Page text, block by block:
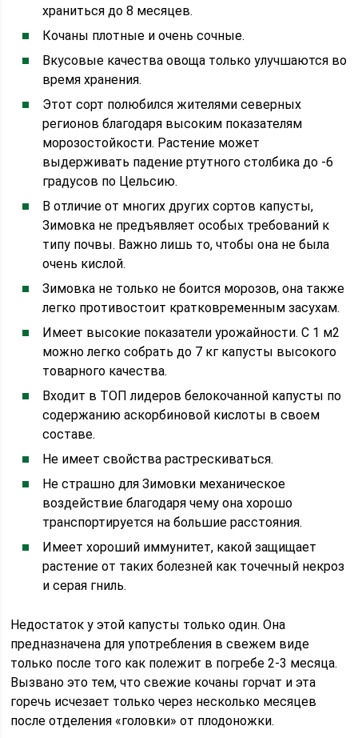
храниться до 8 месяцев.
Кочаны плотные и очень сочные.
Вкусовые качества овоща только улучшаются во
время хранения.
Этот сорт полюбился жителями северных
регионов благодаря высоким показателям
морозостойкости. Растение может
выдерживать падение ртутного столбика до -6
градусов по Цельсию.
В отличие от многих других сортов капусты,
Зимовка не предъявляет особых требований к
типу почвы. Важно лишь то, чтобы она не была
очень кислой.
Зимовка не только не боится морозов, она также
легко противостоит кратковременным засухам.
Имеет высокие показатели урожайности. С 1 м2
можно легко собрать до 7 кг капусты высокого
товарного качества.
Входит в ТОП лидеров белокочанной капусты по
содержанию аскорбиновой кислоты в своем
составе.
Не имеет свойства растрескиваться.
Не страшно для Зимовки механическое
воздействие благодаря чему она хорошо
транспортируется на большие расстояния.
Имеет хороший иммунитет, какой защищает
растение от таких болезней как точечный некроз
и серая гниль.
Недостаток у этой капусты только один. Она
предназначена для употребления в свежем виде
только после того как полежит в погребе 2-3 месяца.
Вызвано это тем, что свежие кочаны горчат и эта
горечь исчезает только через несколько месяцев
после отделения «головки» от плодоножки.